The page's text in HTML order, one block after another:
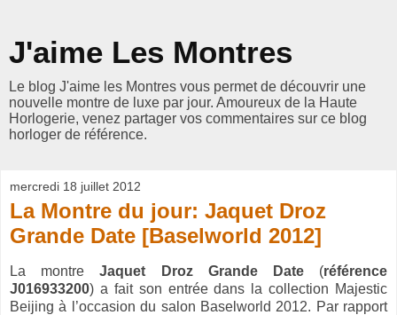
J'aime Les Montres
Le blog J'aime les Montres vous permet de découvrir une
nouvelle montre de luxe par jour. Amoureux de la Haute
Horlogerie, venez partager vos commentaires sur ce blog
horloger de référence.
mercredi 18 juillet 2012
La Montre du jour: Jaquet Droz
Grande Date [Baselworld 2012]
La montreJaquet Droz Grande Date(référence
J016933200) a fait son entrée dans la collection Majestic
Beijing à l’occasion du salon Baselworld 2012. Par rapport